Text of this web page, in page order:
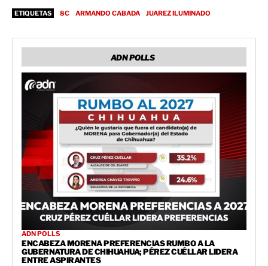
ETIQUETAS 8C ARMANDO CABADA JUAREZ ILUMINADO
ADN POLLS
ADN POLLS
ENCABEZA MORENA PREFERENCIAS RUMBO A LA
GUBERNATURA DE CHIHUAHUA; PÉREZ CUÉLLAR LIDERA
ENTRE ASPIRANTES